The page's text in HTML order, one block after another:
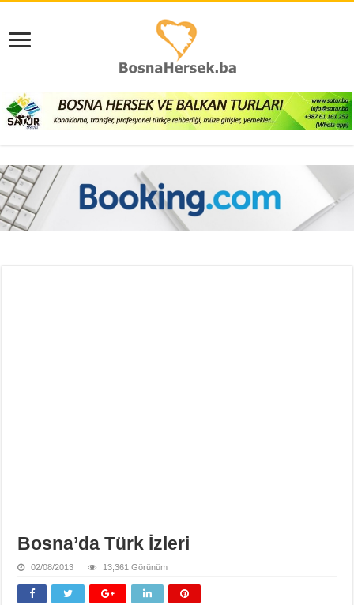
Bosna’da Türk İzleri
02/08/2013 13,361 Görünüm